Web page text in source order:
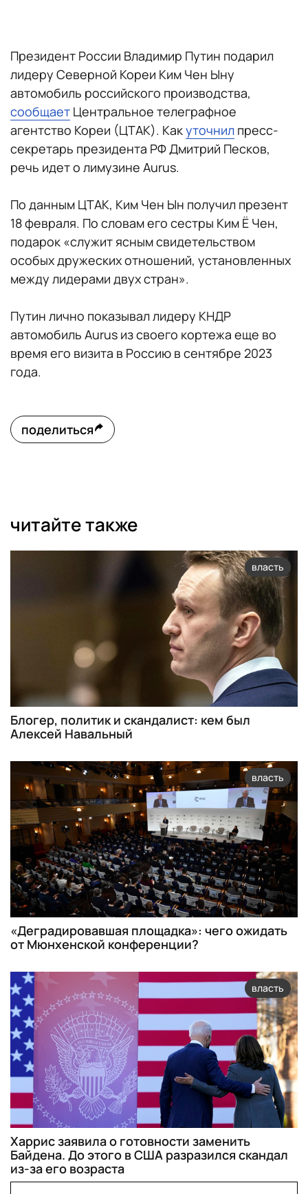
Президент России Владимир Путин подарил
лидеру Северной Кореи Ким Чен Ыну
автомобиль российского производства,
сообщает Центральное телеграфное
агентство Кореи (ЦТАК). Какуточнил пресс-
секретарь президента РФ Дмитрий Песков,
речь идет о лимузине Aurus.
По данным ЦТАК, Ким Чен Ын получил презент
18 февраля. По словам его сестры Ким Ё Чен,
подарок «служит ясным свидетельством
особых дружеских отношений, установленных
между лидерами двух стран».
Путин лично показывал лидеру КНДР
автомобиль Aurus из своего кортежа еще во
время его визита в Россию в сентябре 2023
года.
поделиться
читайте также
власть
Блогер, политик и скандалист: кем был
Алексей Навальный
власть
«Деградировавшая площадка»: чего ожидать
от Мюнхенской конференции?
власть
Харрис заявила о готовности заменить
Байдена. До этого в США разразился скандал
из-за его возраста